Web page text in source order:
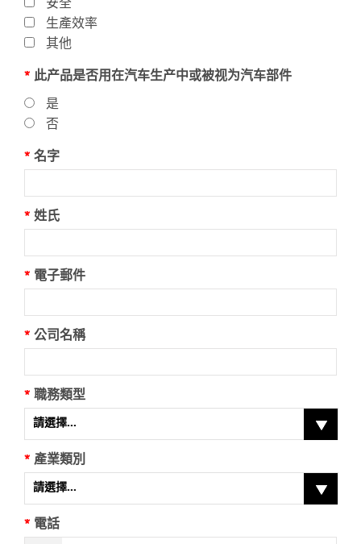
安全
生產效率
其他
果
您
擇
“
”
，
填
寫
可
選
）
* 此产品是否用在汽车生产中或被视为汽车部件
是
否
* 名字
* 姓氏
* 電子郵件
* 公司名稱
* 職務類型
請選擇...
如
果
您
選
擇
* 產業類別
請選擇...
如
* 電話